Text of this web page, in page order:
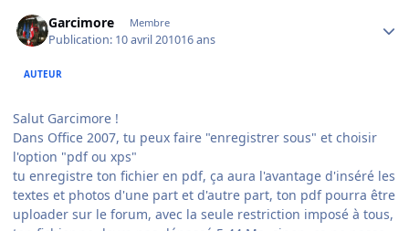
Garcimore Membre
Publication: 10 avril 201016 ans
AUTEUR
Salut Garcimore !
Dans Office 2007, tu peux faire "enregistrer sous" et choisir
l'option "pdf ou xps"
tu enregistre ton fichier en pdf, ça aura l'avantage d'inséré les
textes et photos d'une part et d'autre part, ton pdf pourra être
uploader sur le forum, avec la seule restriction imposé à tous,